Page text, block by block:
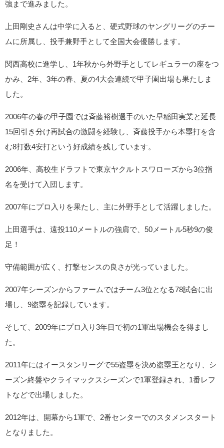
強まで進みました。
上田剛史さんは中学に入ると、硬式野球のヤングリーグのチー
ムに所属し、投手兼野手として全国大会優勝します。
関西高校に進学し、1年秋から外野手としてレギュラーの座をつ
かみ、2年、3年の春、夏の4大会連続で甲子園出場も果たしま
した。
2006年の春の甲子園では斉藤裕樹選手のいた早稲田実業と延長
15回引き分け再試合の激闘を経験し、斉藤投手から本塁打を含
む8打数4安打という好成績を残しています。
2006年、高校生ドラフトで東京ヤクルトスワローズから3位指
名を受けて入団します。
2007年にプロ入りを果たし、主に外野手として活躍しました。
上田選手は、遠投110メートルの強肩で、50メートル5秒9の俊
足！
守備範囲が広く、打撃センスの良さが光っていました。
2007年シーズンからファームではチーム3位となる78試合に出
場し、9盗塁を記録しています。
そして、2009年にプロ入り3年目で初の1軍出場機会を得まし
た。
2011年にはイースタンリーグで55盗塁を決め盗塁王となり、シ
ーズン終盤やクライマックスシーズンで1軍登録され、1番レフ
トなどで出場しました。
2012年は、開幕から1軍で、2番センターでのスタメンスタート
となりました。